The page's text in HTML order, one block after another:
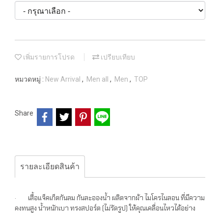
เพิ่มรายการโปรด เปรียบเทียบ
หมวดหมู่ : New Arrival , Men all , Men , TOP
Share
รายละเอียดสินค้า
· เสื้อแจ็คเก็ตกันลม กันละอองน้ำ ผลิตจากผ้า ไมโครไนลอน ที่มีความ
คงทนสูง น้ำหนักเบา ทรงสปอร์ต (ไม่รัดรูป) ให้คุณเคลื่อนไหวได้อย่าง